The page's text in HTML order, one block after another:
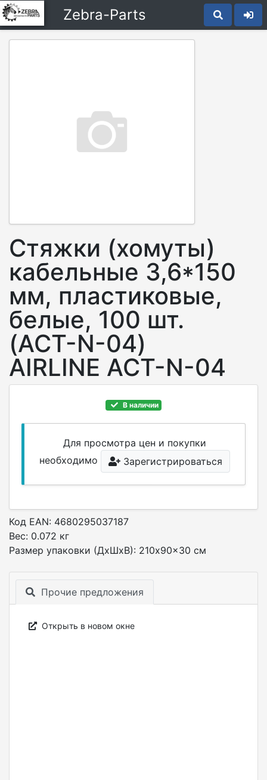
Zebra-Parts
Стяжки (хомуты)
кабельные 3,6*150
мм, пластиковые,
белые, 100 шт.
(ACT-N-04)
AIRLINE ACT-N-04
В наличии
Для просмотра цен и покупки
необходимо
Зарегистрироваться
Код EAN: 4680295037187
Вес: 0.072 кг
Размер упаковки (ДxШxВ): 210x90x30 см
Прочие предложения
Открыть в новом окне